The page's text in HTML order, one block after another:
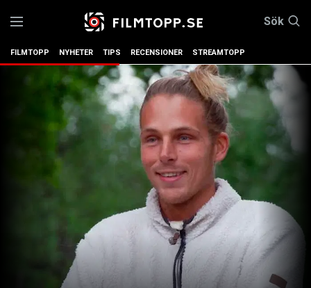
Sök
FILMTOPP NYHETER TIPS RECENSIONER STREAMTOPP